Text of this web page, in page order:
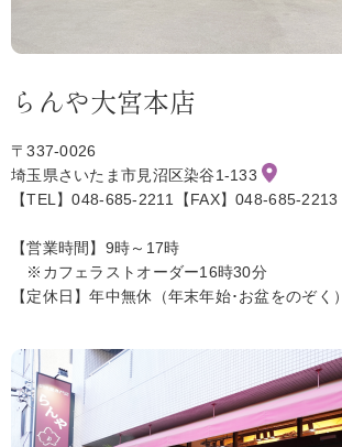
らんや大宮本店
〒337-0026
埼玉県さいたま市見沼区染谷1-133
【TEL】048-685-2211【FAX】048-685-2213
【営業時間】9時～17時
※カフェラストオーダー16時30分
【定休日】年中無休（年末年始･お盆をのぞく）